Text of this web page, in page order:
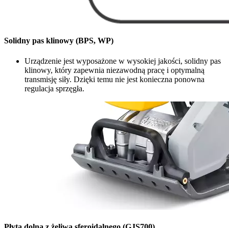
Solidny pas klinowy (BPS, WP)
Urządzenie jest wyposażone w wysokiej jakości, solidny pas
klinowy, który zapewnia niezawodną pracę i optymalną
transmisję siły. Dzięki temu nie jest konieczna ponowna
regulacja sprzęgła.